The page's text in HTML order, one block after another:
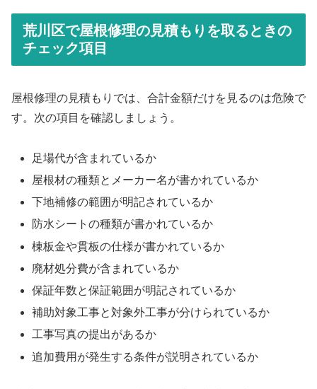
荒川区で屋根修理の見積もりを取るときの
チェック項目
屋根修理の見積もりでは、合計金額だけを見るのは危険で
す。次の項目を確認しましょう。
足場代が含まれているか
屋根材の種類とメーカー名が書かれているか
下地補修の範囲が明記されているか
防水シートの種類が書かれているか
棟板金や貫板の仕様が書かれているか
廃材処分費が含まれているか
保証年数と保証範囲が明記されているか
補助対象工事と対象外工事が分けられているか
工事写真の提出があるか
追加費用が発生する条件が説明されているか